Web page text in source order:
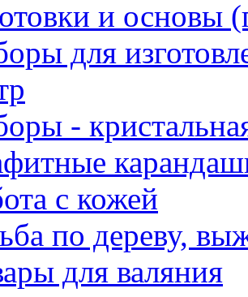
и основы
для
-
с кожей
по дереву,
для валяния